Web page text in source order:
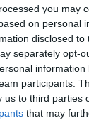
you may
on personal
disclosed
separately opt-
participants.
us to third parties
that may